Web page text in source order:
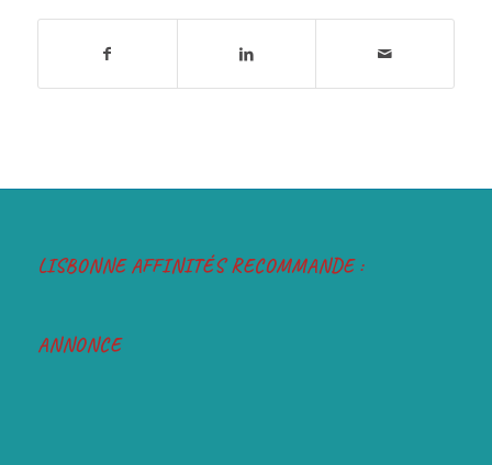
LISBONNE AFFINITÉS RECOMMANDE :
ANNONCE